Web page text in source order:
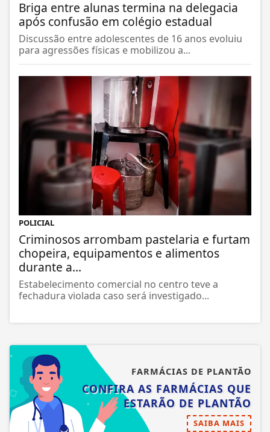
Briga entre alunas termina na delegacia
após confusão em colégio estadual
Discussão entre adolescentes de 16 anos evoluiu
para agressões físicas e mobilizou a...
POLICIAL
Criminosos arrombam pastelaria e furtam
chopeira, equipamentos e alimentos
durante a...
Estabelecimento comercial no centro teve a
fechadura violada caso será investigado...
FARMÁCIAS DE PLANTÃO
CONFIRA AS FARMÁCIAS QUE
ESTARÃO DE PLANTÃO
SAIBA MAIS